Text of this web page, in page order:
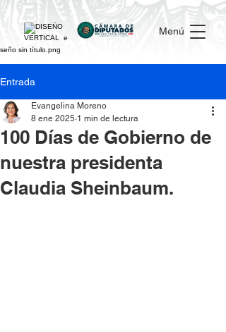
Menú
Entrada
100 Días de Gobierno de
nuestra presidenta
Claudia Sheinbaum.
Evangelina Moreno
8 ene 2025 1 min de lectura